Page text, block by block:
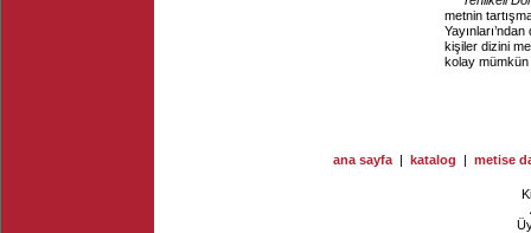
metnin
kişiler dizini
kolay mümkün
ana sayfa | katalog | metise